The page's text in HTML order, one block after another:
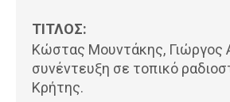
ΤΙΤΛΟΣ:
Κώστας Μουντάκης, Γιώργος
συνέντευξη σε τοπικό
Κρήτης.